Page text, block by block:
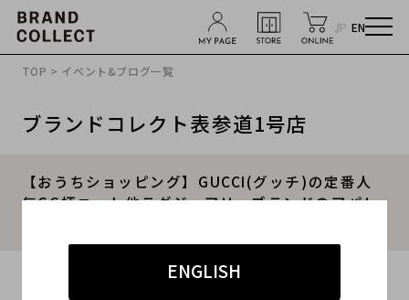
JP EN
ENGLISH
TOP > イベント&ブログ一覧
ブランドコレクト表参道1号店
【おうちショッピング】GUCCI(グッチ)の定番人
気GG柄ニット他ラグジュアリーブランドのアパレ